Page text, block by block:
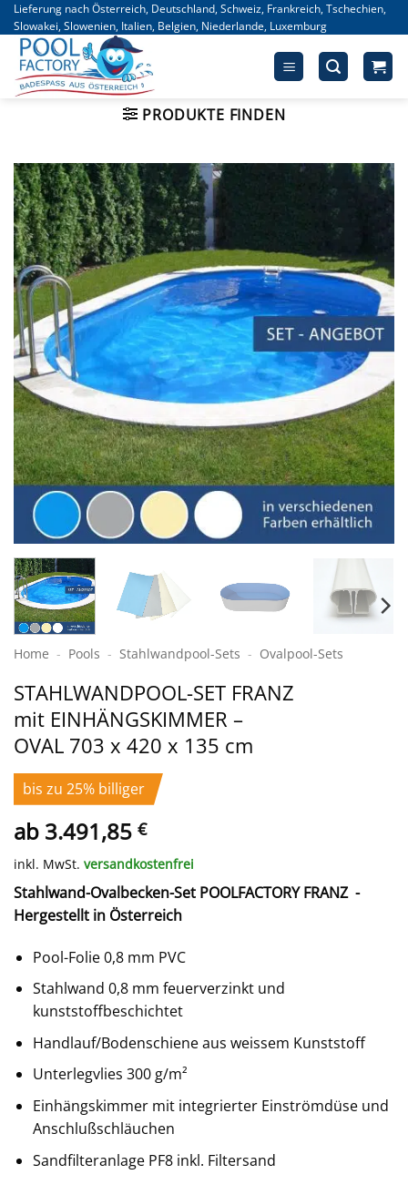
Zum
Inhalt
springen
Lieferung nach Österreich, Deutschland, Schweiz, Frankreich, Tschechien,
Slowakei, Slowenien, Italien, Belgien, Niederlande, Luxemburg
PRODUKTE FINDEN
Home - Pools - Stahlwand­pool-Sets - Ovalpool-Sets
STAHLWANDPOOL-SET FRANZ
mit EINHÄNGSKIMMER –
OVAL 703 x 420 x 135 cm
bis zu 25% billiger
ab 3.491,85 €
inkl. MwSt. versandkostenfrei
Stahlwand-Ovalbecken-Set POOLFACTORY FRANZ -
Hergestellt in Österreich
Pool-Folie 0,8 mm PVC
Stahlwand 0,8 mm feuerverzinkt und
kunststoffbeschichtet
Handlauf/Bodenschiene aus weissem Kunststoff
Unterlegvlies 300 g/m²
Einhängskimmer mit integrierter Einströmdüse und
Anschlußschläuchen
Sandfilteranlage PF8 inkl. Filtersand